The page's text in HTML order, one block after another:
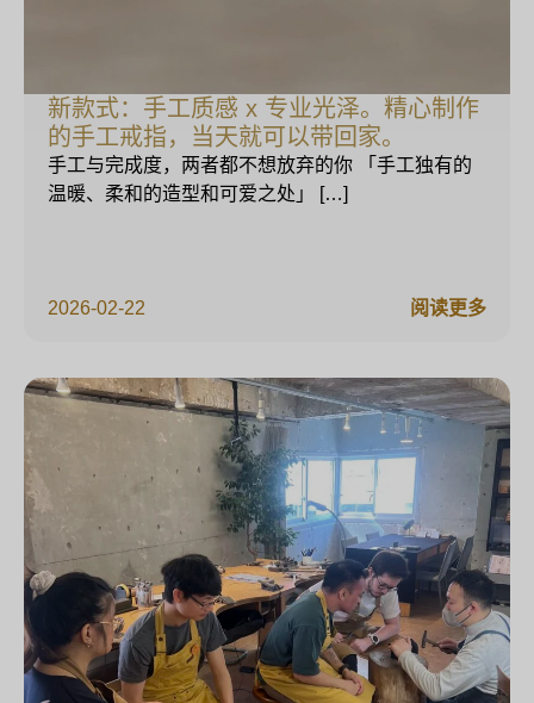
新款式：手工质感 x 专业光泽。精心制作
的手工戒指，当天就可以带回家。
2026-02-22
手工与完成度，两者都不想放弃的你 「手工独有的
温暖、柔和的造型和可爱之处」 […]
阅读更多